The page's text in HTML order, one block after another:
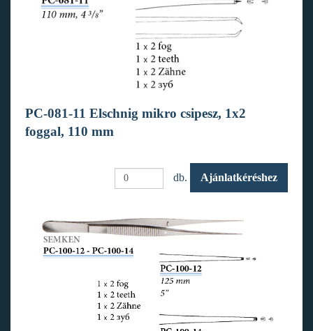
PC-081-11 Elschnig mikro csipesz, 1x2
foggal, 110 mm
db. Ajánlatkéréshez